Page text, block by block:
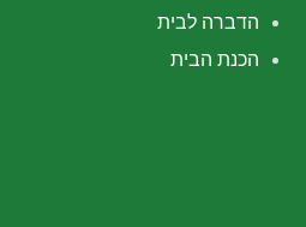
הדברה לבית
הכנת הבית